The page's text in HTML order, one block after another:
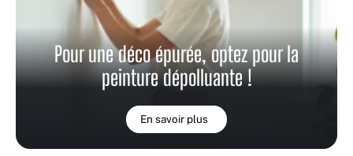
Pour une déco épurée, optez pour la
peinture dépolluante !
En savoir plus